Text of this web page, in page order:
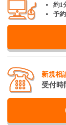
約1
予
新規相
受付